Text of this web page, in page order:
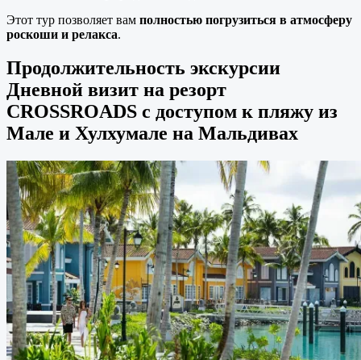
Этот тур позволяет вам полностью погрузиться в атмосферу
роскоши и релакса.
Продолжительность экскурсии
Дневной визит на резорт
CROSSROADS с доступом к пляжу из
Мале и Хулхумале на Мальдивах